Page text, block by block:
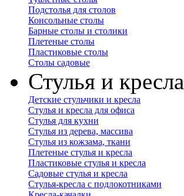
Подстолья для столов
Консольные столы
Барные столы и столики
Плетеные столы
Пластиковые столы
Столы садовые
Стулья и кресла
Детские стульчики и кресла
Стулья и кресла для офиса
Стулья для кухни
Стулья из дерева, массива
Стулья из кожзама, ткани
Плетеные стулья и кресла
Пластиковые стулья и кресла
Садовые стулья и кресла
Стулья-кресла с подлокотниками